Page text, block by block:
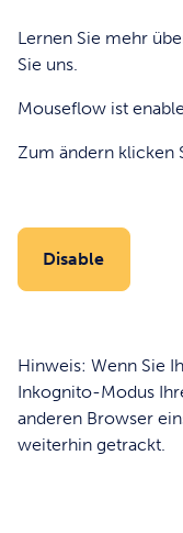
Lernen Sie mehr
Sie uns.
Mouseflow ist
Zum ändern klicken
Disable
Hinweis: Wenn Sie
Inkognito-Modus
anderen Browser
weiterhin getrackt.